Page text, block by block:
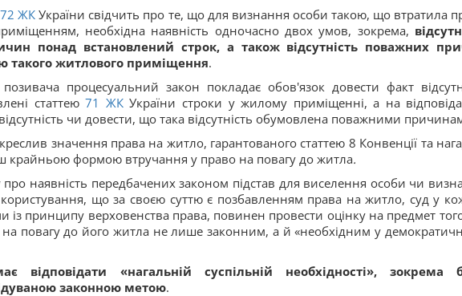
72ЖК України свідчить про те, що для визнання особи такою, що втратила
необхідна наявність одночасно двох умов, зокрема,
понад встановлений строк, а також відсутність поважних
такого житлового приміщення.
процесуальний закон покладає обов'язок довести факт
статтею71 ЖКУкраїни строки у жилому приміщенні, а на
чи довести, що така відсутність обумовлена поважними
значення права на житло, гарантованого статтею 8 Конвенції та
крайньою формою втручання у право на повагу до житла.
наявність передбачених законом підстав для виселення особи чи
що за своєю суттю є позбавленням права на житло, суд у
із принципу верховенства права, повинен провести оцінку на предмет
повагу до його житла не лише законним, а й «необхідним у
відповідати «нагальній суспільній необхідності», зокрема
законною метою.